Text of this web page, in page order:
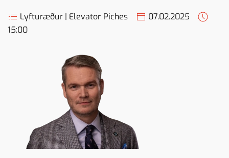
Lyfturæður | Elevator Piches
07.02.2025
15:00